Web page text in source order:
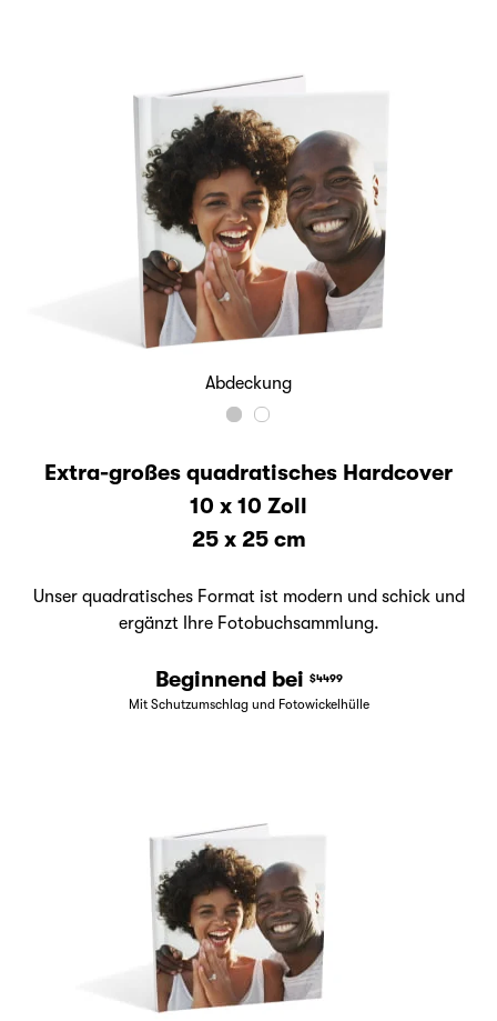
Abdeckung
Extra-großes quadratisches Hardcover
10 x 10 Zoll
25 x 25 cm
Unser quadratisches Format ist modern und schick und
ergänzt Ihre Fotobuchsammlung.
Beginnend bei $4499
Mit Schutzumschlag und Fotowickelhülle